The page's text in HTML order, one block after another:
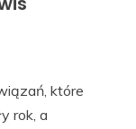
które
rok, a